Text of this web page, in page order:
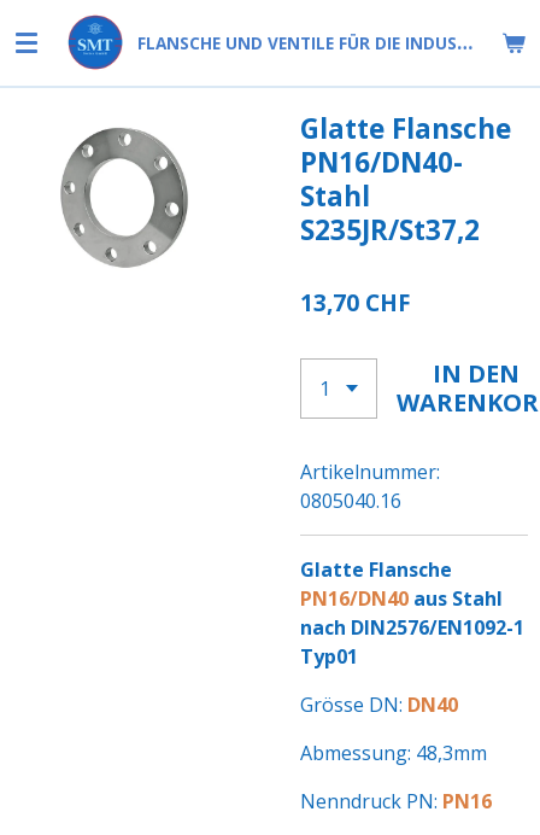
Hauptinhalt
springen
FLANSCHE UND VENTILE FÜR DIE INDUSTRIE
Glatte Flansche
PN16/DN40-
Stahl
S235JR/St37,2
13,70 CHF
IN DEN
Artikelnummer:
0805040.16
Glatte Flansche
PN16/DN40 aus Stahl
nach DIN2576/EN1092-1
Typ01
Grösse DN: DN40
Abmessung: 48,3mm
Nenndruck PN: PN16